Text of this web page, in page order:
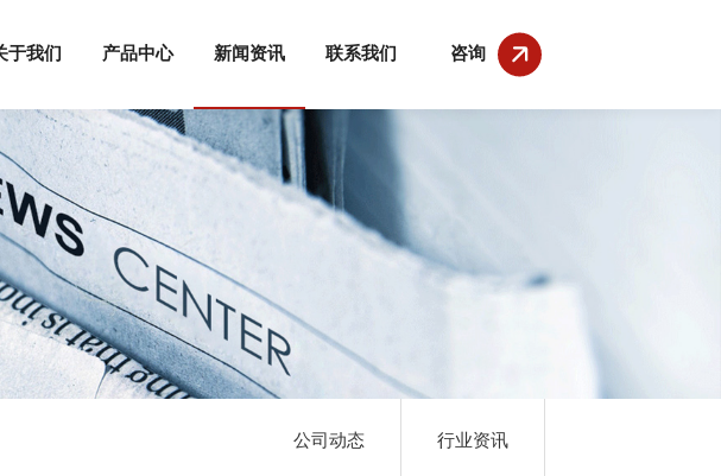
于我们 产品中心 新闻资讯 联系我们 咨询
公司动态 行业资讯